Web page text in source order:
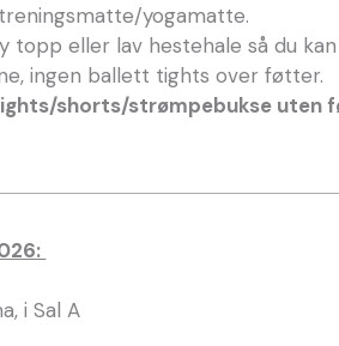
yogamatte.
topp eller lav hestehale så du
ingen ballett tights over føtter.
shorts/strømpebukse uten
i Sal A